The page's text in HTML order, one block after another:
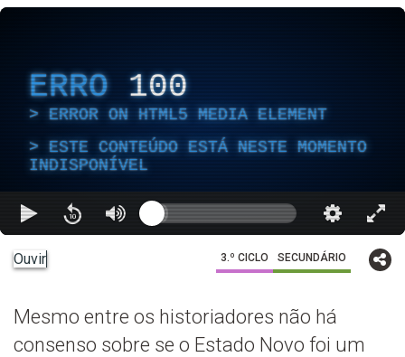
ERRO 100
ERROR ON HTML5 MEDIA ELEMENT
ESTE CONTEÚDO ESTÁ NESTE MOMENTO
INDISPONÍVEL
Ouvir 3.º CICLO SECUNDÁRIO
Mesmo entre os historiadores não há
consenso sobre se o Estado Novo foi um